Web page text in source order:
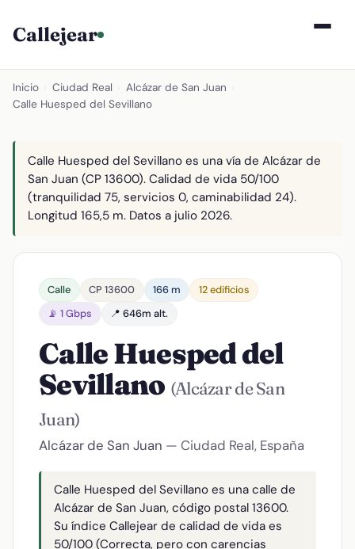
Callejear
Inicio Ciudad Real Alcázar de San Juan
Calle Huesped del Sevillano
Calle Huesped del Sevillano es una vía de Alcázar de
San Juan (CP 13600). Calidad de vida 50/100
(tranquilidad 75, servicios 0, caminabilidad 24).
Longitud 165,5 m. Datos a julio 2026.
Calle CP 13600 166 m
12 edificios
📡 1 Gbps
📍 646m alt.
Calle Huesped del
Sevillano (Alcázar de San
Juan)
Alcázar de San Juan — Ciudad Real, España
Calle Huesped del Sevillano es una calle de
Alcázar de San Juan, código postal 13600.
Su índice Callejear de calidad de vida es
50/100 (Correcta, pero con carencias